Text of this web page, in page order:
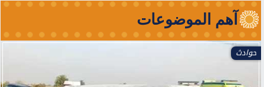
آهم الموضوعات
حوادث